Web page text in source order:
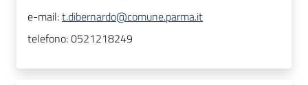
e-mail:t.dibernardo@comune.parma.it
telefono:0521218249